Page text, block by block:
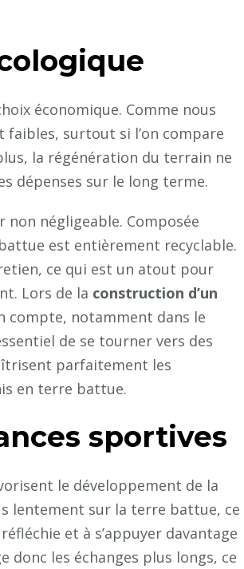
économique. Comme nous
faibles, surtout si l’on compare
la régénération du terrain ne
dépenses sur le long terme.
négligeable. Composée
est entièrement recyclable.
ce qui est un atout pour
Lors de la construction d’un
compte, notamment dans le
de se tourner vers des
parfaitement les
en terre battue.
sportives
le développement de la
lentement sur la terre battue, ce
et à s’appuyer davantage
les échanges plus longs, ce